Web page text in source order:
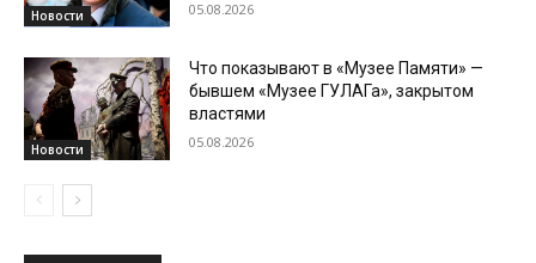
Новости 05.08.2026
Новости
Что показывают в «Музее Памяти» —
бывшем «Музее ГУЛАГа», закрытом
властями
05.08.2026